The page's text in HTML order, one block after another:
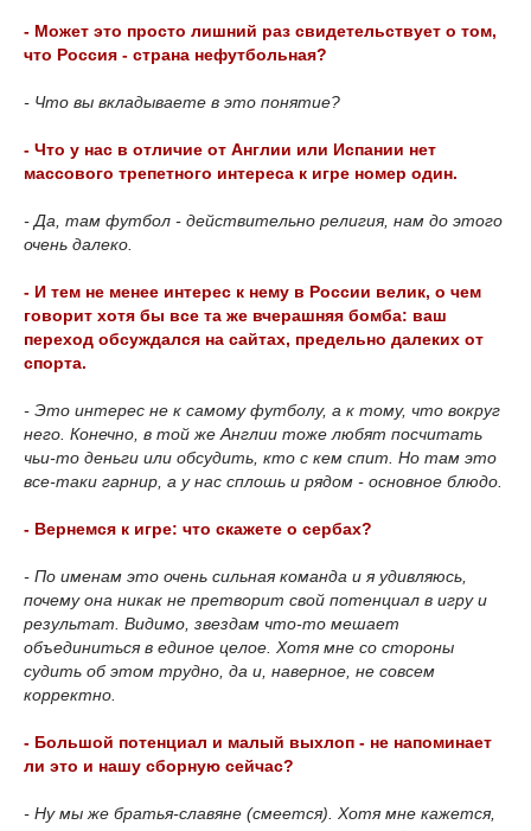
- Может это просто лишний раз свидетельствует о том,
что Россия - страна нефутбольная?
- Что вы вкладываете в это понятие?
- Что у нас в отличие от Англии или Испании нет
массового трепетного интереса к игре номер один.
- Да, там футбол - действительно религия, нам до этого
очень далеко.
- И тем не менее интерес к нему в России велик, о чем
говорит хотя бы все та же вчерашняя бомба: ваш
переход обсуждался на сайтах, предельно далеких от
спорта.
- Это интерес не к самому футболу, а к тому, что вокруг
него. Конечно, в той же Англии тоже любят посчитать
чьи-то деньги или обсудить, кто с кем спит. Но там это
все-таки гарнир, а у нас сплошь и рядом - основное блюдо.
- Вернемся к игре: что скажете о сербах?
- По именам это очень сильная команда и я удивляюсь,
почему она никак не претворит свой потенциал в игру и
результат. Видимо, звездам что-то мешает
объединиться в единое целое. Хотя мне со стороны
судить об этом трудно, да и, наверное, не совсем
корректно.
- Большой потенциал и малый выхлоп - не напоминает
ли это и нашу сборную сейчас?
- Ну мы же братья-славяне (смеется). Хотя мне кажется,